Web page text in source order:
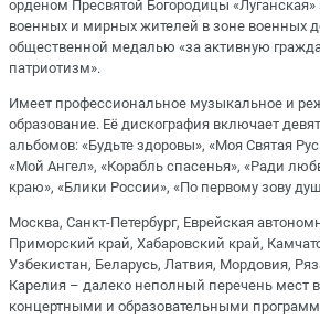
орденом Пресвятой Богородицы
военных и мирных жителей в зоне военных
общественной медалью «за активную
патриотизм».
Имеет профессиональное музыкальное и
образование. Её дискография включает
альбомов: «Будьте здоровы», «Моя Святая
«Мой Ангел», «Корабль спасенья», «Ради
краю», «Блики России», «По первому зову
Москва, Санкт-Петербург, Еврейская
Приморский край, Хабаровский край,
Узбекистан, Беларусь, Латвия, Мордовия,
Карелия – далеко неполный перечень мест
концертными и образовательными